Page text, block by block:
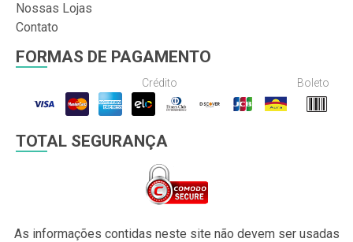
Nossas Lojas
Contato
FORMAS DE PAGAMENTO
Crédito Boleto
TOTAL SEGURANÇA
As informações contidas neste site não devem ser usadas